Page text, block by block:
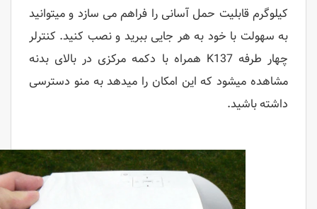
کیلوگرم قابلیت حمل آسانی را فراهم می ‌سازد و میتوانید
به سهولت با خود به هر جایی ببرید و نصب کنید. کنترلر
چهار طرفه K137 همراه با دکمه مرکزی در بالای بدنه
مشاهده میشود که این امکان را میدهد به منو دسترسی
داشته باشید.